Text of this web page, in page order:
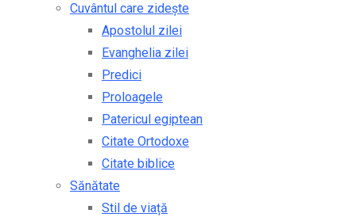
Cuvântul care zidește
Apostolul zilei
Evanghelia zilei
Predici
Proloagele
Patericul egiptean
Citate Ortodoxe
Citate biblice
Sănătate
Stil de viață